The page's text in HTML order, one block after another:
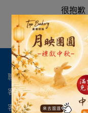
很抱
聯絡我們
客服專線：03-396-1131
客服時間：10:00am -